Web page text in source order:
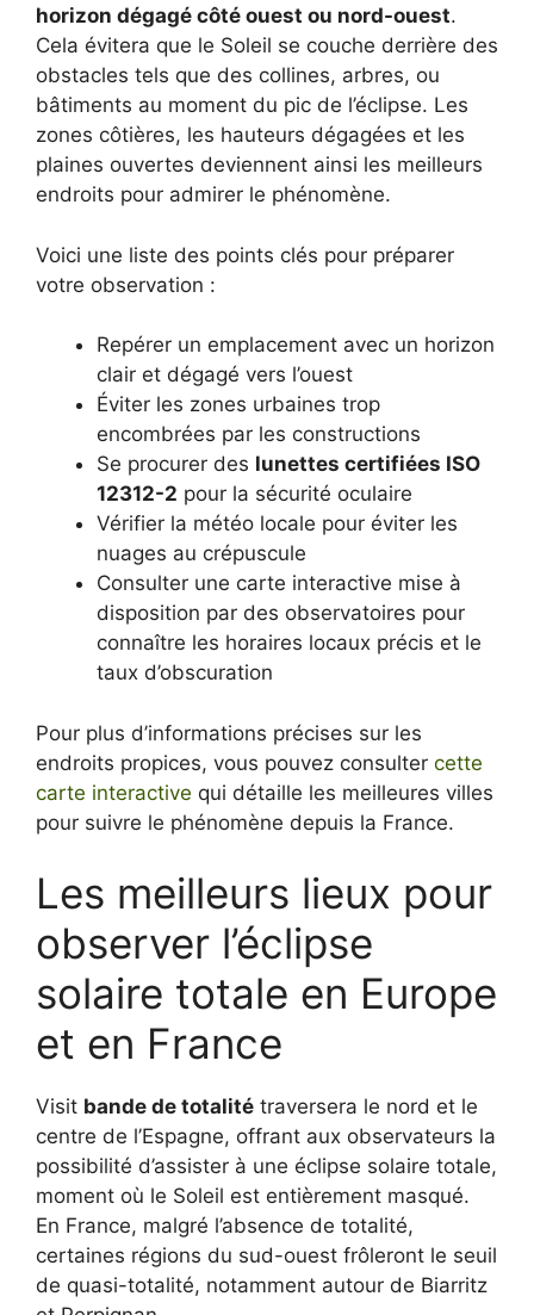
horizon dégagé côté ouest ou nord-ouest.
Cela évitera que le Soleil se couche derrière des
obstacles tels que des collines, arbres, ou
bâtiments au moment du pic de l’éclipse. Les
zones côtières, les hauteurs dégagées et les
plaines ouvertes deviennent ainsi les meilleurs
endroits pour admirer le phénomène.
Voici une liste des points clés pour préparer
votre observation :
Repérer un emplacement avec un horizon
clair et dégagé vers l’ouest
Éviter les zones urbaines trop
encombrées par les constructions
Se procurer des lunettes certifiées ISO
12312-2 pour la sécurité oculaire
Vérifier la météo locale pour éviter les
nuages au crépuscule
Consulter une carte interactive mise à
disposition par des observatoires pour
connaître les horaires locaux précis et le
taux d’obscuration
Pour plus d’informations précises sur les
endroits propices, vous pouvez consulter cette
carte interactive qui détaille les meilleures villes
pour suivre le phénomène depuis la France.
Les meilleurs lieux pour
observer l’éclipse
solaire totale en Europe
et en France
Visit bande de totalité traversera le nord et le
centre de l’Espagne, offrant aux observateurs la
possibilité d’assister à une éclipse solaire totale,
moment où le Soleil est entièrement masqué.
En France, malgré l’absence de totalité,
certaines régions du sud-ouest frôleront le seuil
de quasi-totalité, notamment autour de Biarritz